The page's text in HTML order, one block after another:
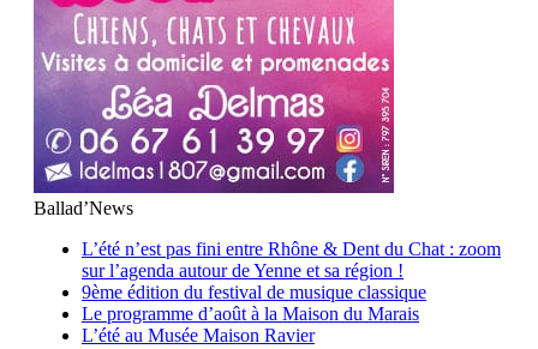
Ballad’News
L’été n’est pas fini entre Rhône & Dent du Chat : zoom
sur l’agenda autour de Yenne et sa région !
9ème édition du festival de musique classique
Le programme d’août à la Maison du Marais
L’été au Musée Maison Ravier